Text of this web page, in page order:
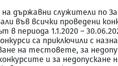
на държавни служители по
във всички проведени
периода 1.1.2020 –
са приключили с
на тестовете, за
и за